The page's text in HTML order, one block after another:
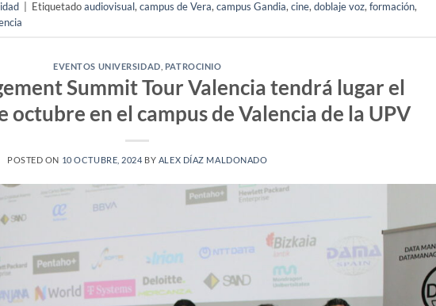
Etiquetadoaudiovisual, campus de Vera, campus Gandia, cine, doblaje voz, formación,
EVENTOS UNIVERSIDAD PATROCINIO
Summit Tour Valencia tendrá lugar el
octubre en el campus de Valencia de la UPV
POSTED ON 10 OCTUBRE, 2024 BY ALEX DÍAZ MALDONADO